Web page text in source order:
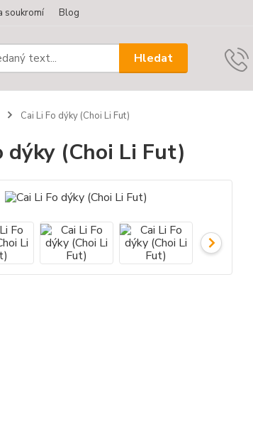
soukromí Blog
Hledat
Cai Li Fo dýky (Choi Li Fut)
dýky (Choi Li Fut)